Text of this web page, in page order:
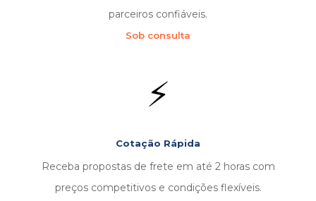
parceiros confiáveis.
Sob consulta
⚡
Cotação Rápida
Receba propostas de frete em até 2 horas com
preços competitivos e condições flexíveis.